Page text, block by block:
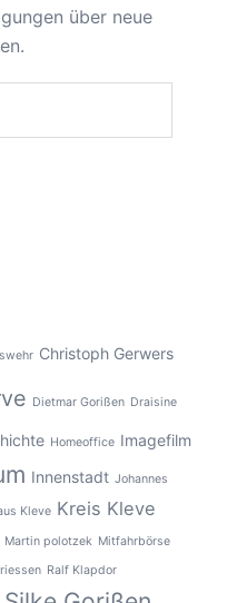
über neue
Christoph Gerwers
Dietmar Gorißen Draisine
Homeoffice Imagefilm
Innenstadt Johannes
Kleve Kreis Kleve
Martin polotzek Mitfahrbörse
Ralf Klapdor